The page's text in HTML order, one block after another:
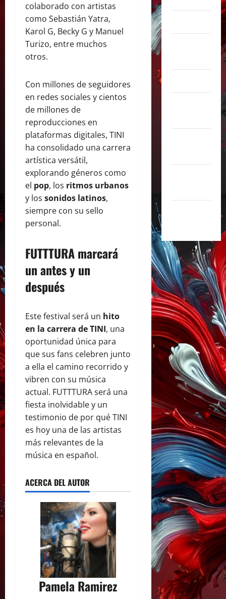
colaborado con artistas
como Sebastián Yatra,
Karol G, Becky G y Manuel
Turizo, entre muchos
otros.
Con millones de seguidores
en redes sociales y cientos
de millones de
reproducciones en
plataformas digitales, TINI
ha consolidado una carrera
artística versátil,
explorando géneros como
el pop, los ritmos urbanos
y los sonidos latinos,
siempre con su sello
personal.
FUTTTURA marcará
un antes y un
después
Este festival será un hito
en la carrera de TINI, una
oportunidad única para
que sus fans celebren junto
a ella el camino recorrido y
vibren con su música
actual. FUTTTURA será una
fiesta inolvidable y un
testimonio de por qué TINI
es hoy una de las artistas
más relevantes de la
música en español.
ACERCA DEL AUTOR
Pamela Ramirez